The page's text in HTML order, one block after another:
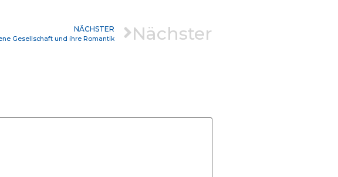
NÄCHSTER
Gesellschaft und ihre Romantik Nächster